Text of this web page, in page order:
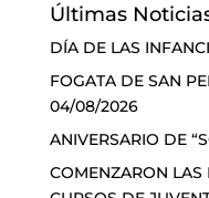
Últimas
DÍA DE LAS
FOGATA DE SAN
04/08/2026
ANIVERSARIO DE
COMENZARON LAS